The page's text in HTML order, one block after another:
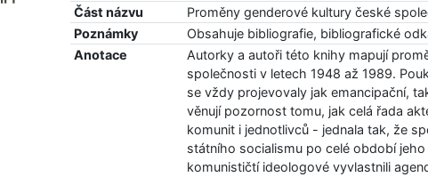
Část názvu
Proměny genderové kultury české
Poznámky
Obsahuje bibliografie, bibliografické
Anotace
Autorky a autoři této knihy mapují
společnosti v letech 1948 až 1989.
se vždy projevovaly jak emancipační,
věnují pozornost tomu, jak celá řada
komunit i jednotlivců - jednala tak, že
státního socialismu po celé období
komunističtí ideologové vyvlastnili